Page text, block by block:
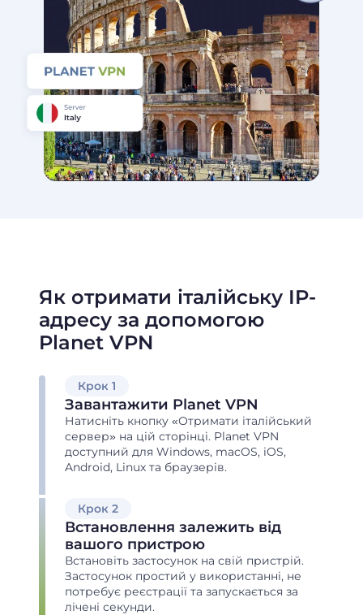
Як отримати італійську IP-
адресу за допомогою
Planet VPN
Крок 1
Завантажити Planet VPN
Натисніть кнопку «Отримати італійський
сервер» на цій сторінці. Planet VPN
доступний для Windows, macOS, iOS,
Android, Linux та браузерів.
Крок 2
Встановлення залежить від
вашого пристрою
Встановіть застосунок на свій пристрій.
Застосунок простий у використанні, не
потребує реєстрації та запускається за
лічені секунди.